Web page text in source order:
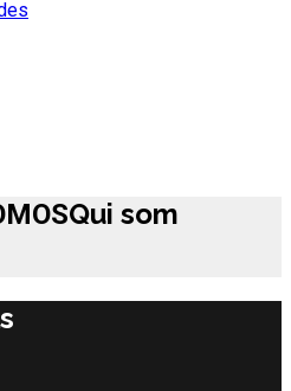
Qui som